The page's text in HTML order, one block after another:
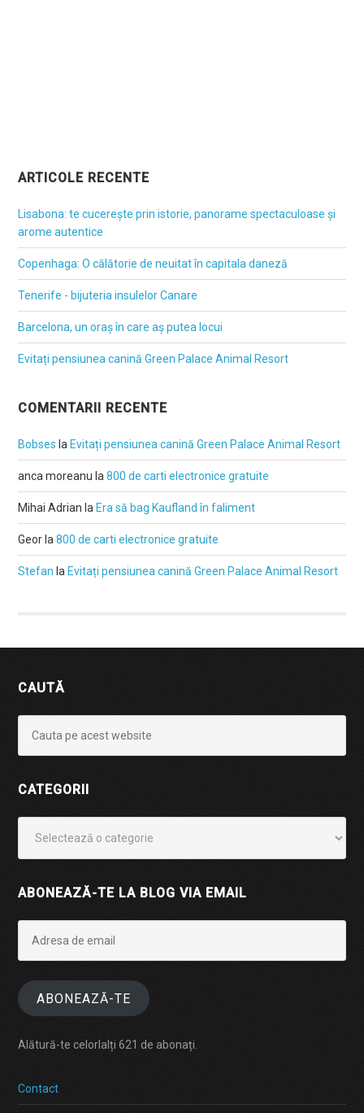
ARTICOLE RECENTE
Lisabona: te cucerește prin istorie, panorame spectaculoase și
arome autentice
Copenhaga: O călătorie de neuitat în capitala daneză
Tenerife - bijuteria insulelor Canare
Barcelona, un oraș în care aș putea locui
Evitați pensiunea canină Green Palace Animal Resort
COMENTARII RECENTE
Bobses la Evitați pensiunea canină Green Palace Animal Resort
anca moreanu la800 de carti electronice gratuite
Mihai Adrian la Era să bag Kaufland în faliment
Geor la800 de carti electronice gratuite
Stefan la Evitați pensiunea canină Green Palace Animal Resort
CAUTĂ
CATEGORII
ABONEAZĂ-TE LA BLOG VIA EMAIL
email
ABONEAZĂ-TE
Alătură-te celorlalți 621 de abonați.
Contact